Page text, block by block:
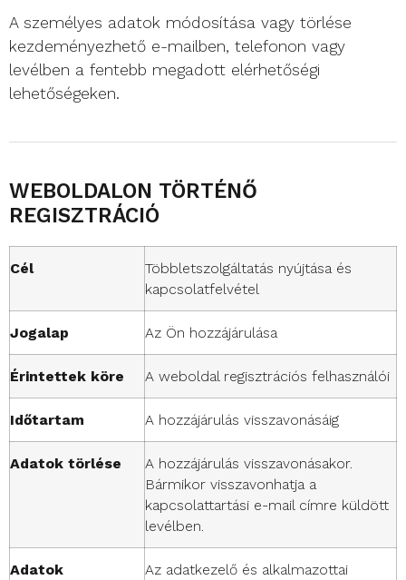
A személyes adatok módosítása vagy törlése
kezdeményezhető e-mailben, telefonon vagy
levélben a fentebb megadott elérhetőségi
lehetőségeken.
WEBOLDALON TÖRTÉNŐ
REGISZTRÁCIÓ
Cél
Többletszolgáltatás nyújtása és
kapcsolatfelvétel
Jogalap Az Ön hozzájárulása
Érintettek köre A weboldal regisztrációs felhasználói
Időtartam A hozzájárulás visszavonásáig
Adatok törlése
A hozzájárulás visszavonásakor.
Bármikor visszavonhatja a
kapcsolattartási e-mail címre küldött
levélben.
Adatok
Az adatkezelő és alkalmazottai